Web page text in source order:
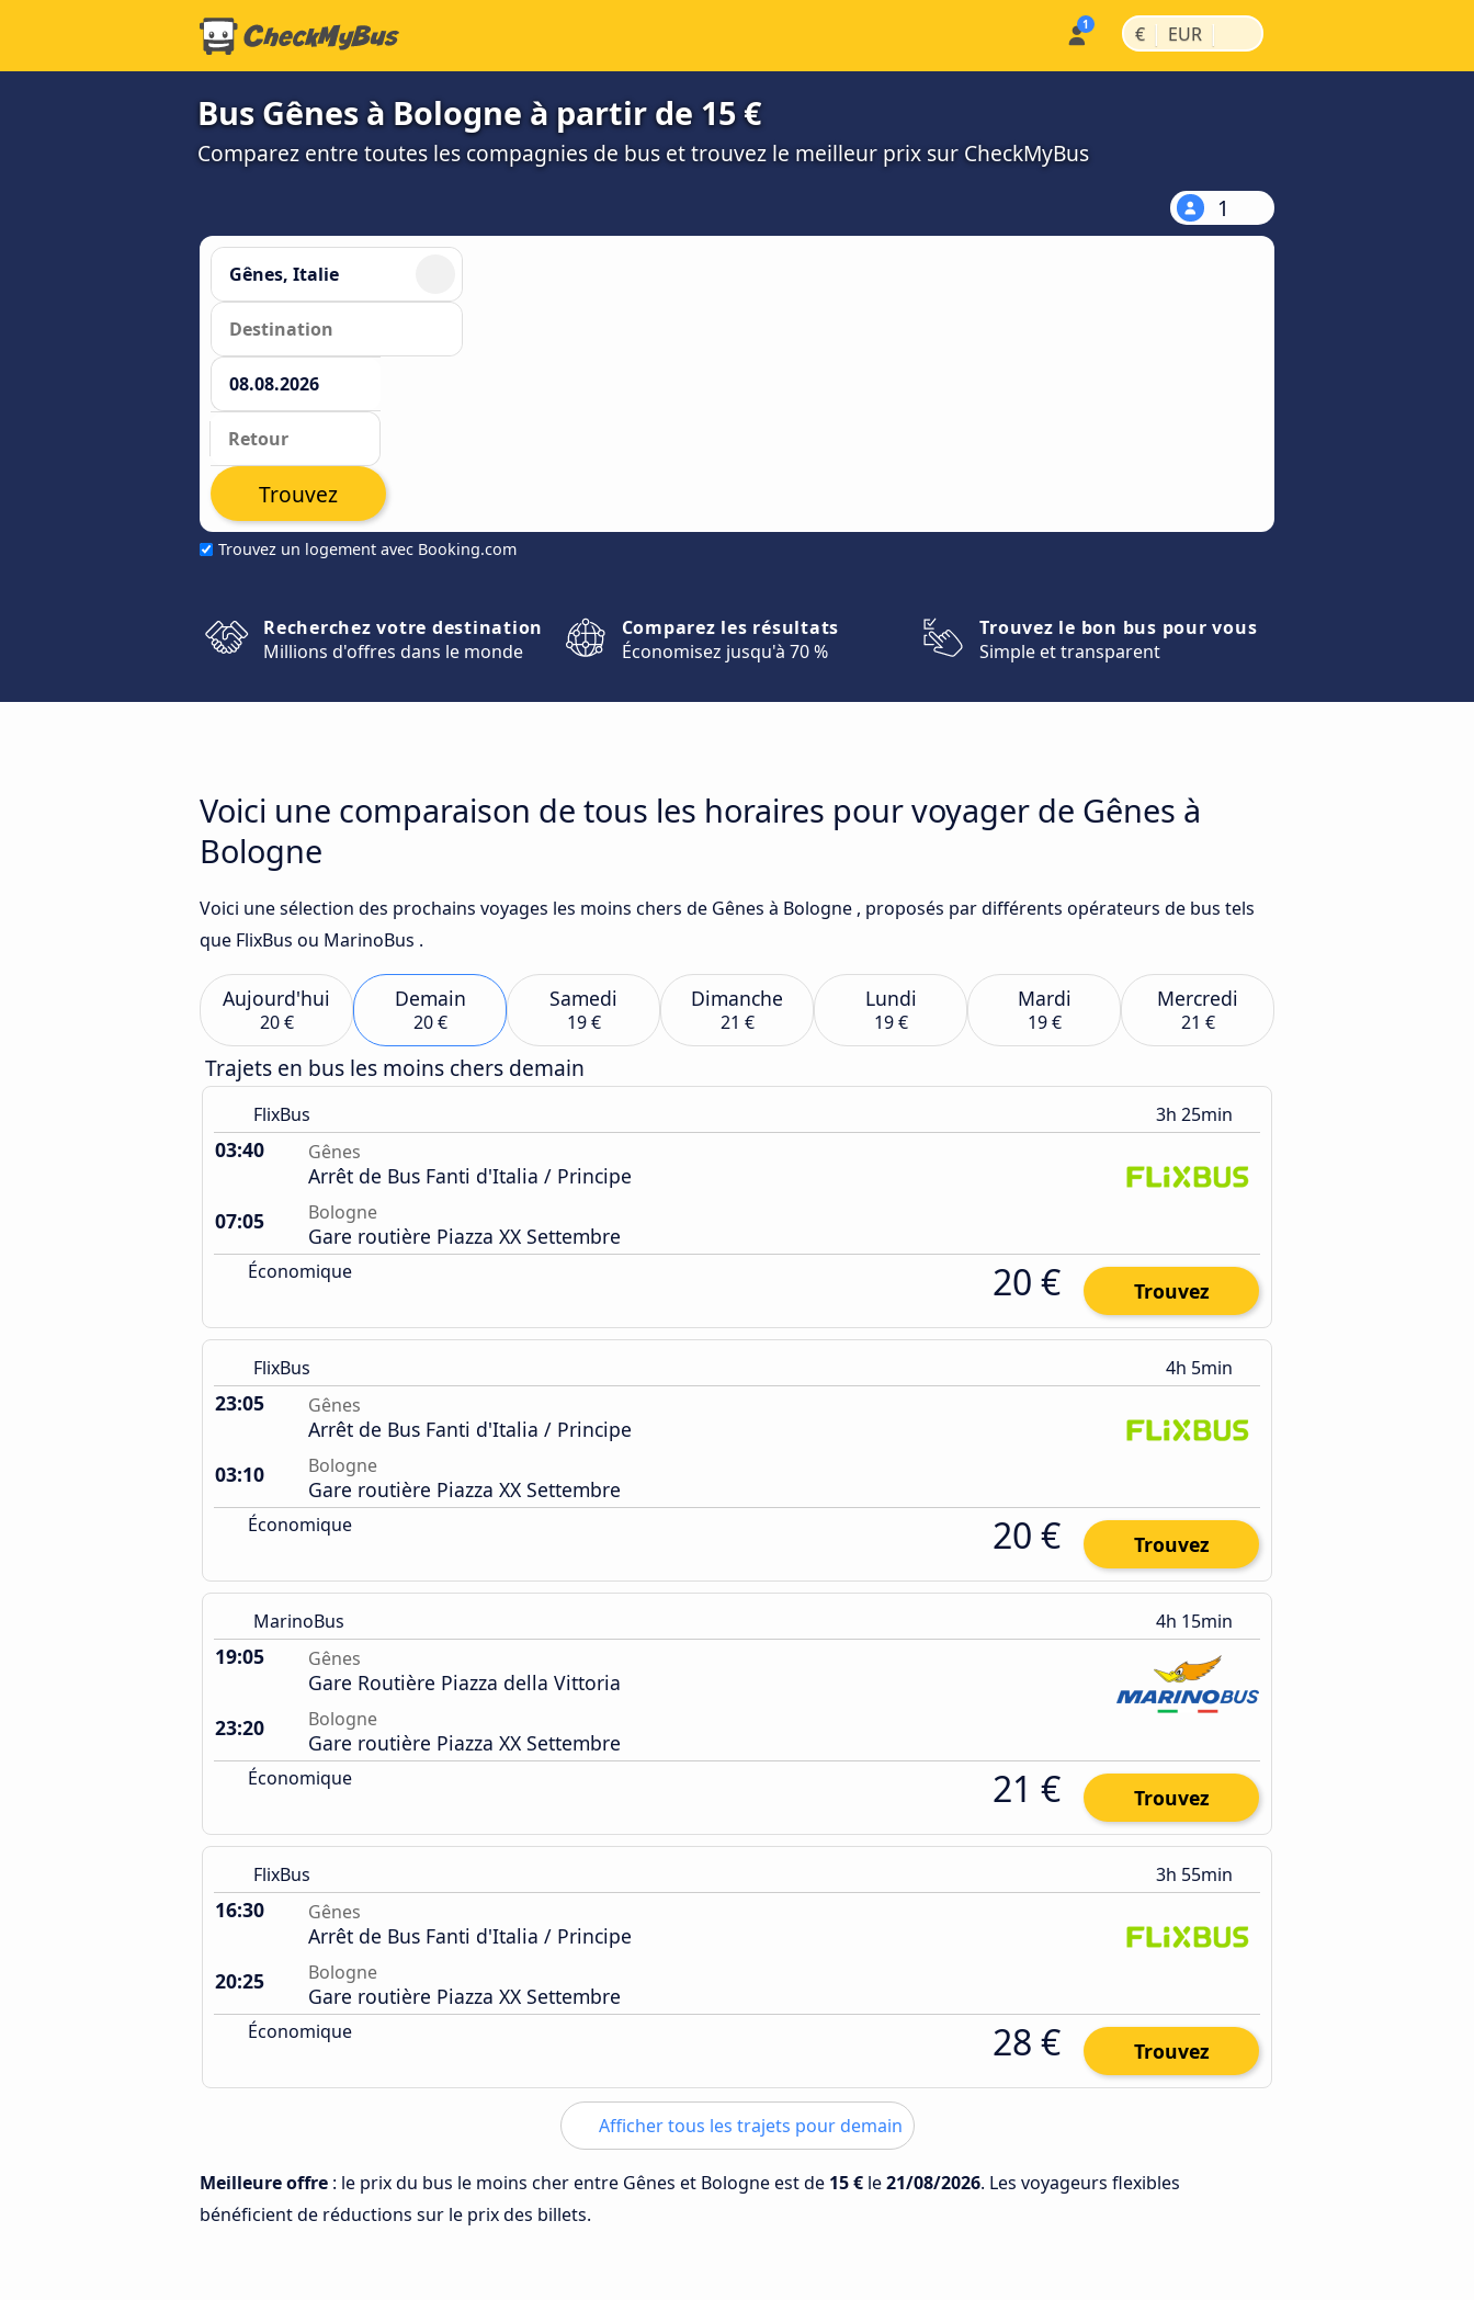
€ | EUR |
Bus Gênes à Bologne à partir de 15 €
Comparez entre toutes les compagnies de bus et trouvez le meilleur prix sur CheckMyBus
1
Trouvez un logement avec Booking.com
Trouvez
Recherchez votre destination
Millions d'offres dans le monde
Comparez les résultats
Économisez jusqu'à 70 %
Trouvez le bon bus pour vous
Simple et transparent
Voici une comparaison de tous les horaires pour voyager de Gênes à
Bologne
Voici une sélection des prochains voyages les moins chers de Gênes à Bologne , proposés par différents opérateurs de bus tels
que FlixBus ou MarinoBus .
Aujourd'hui
20 €
Demain
20 €
Samedi
19 €
Dimanche
21 €
Lundi
19 €
Mardi
19 €
Mercredi
21 €
Trajets en bus les moins chers demain
FlixBus 3h 25min
03:40 Gênes
Arrêt de Bus Fanti d'Italia / Principe
07:05
Bologne
Gare routière Piazza XX Settembre
Économique 20 € Trouvez
FlixBus 4h 5min
23:05 Gênes
Arrêt de Bus Fanti d'Italia / Principe
03:10
Bologne
Gare routière Piazza XX Settembre
Économique 20 € Trouvez
MarinoBus 4h 15min
19:05 Gênes
Gare Routière Piazza della Vittoria
23:20
Bologne
Gare routière Piazza XX Settembre
Économique 21 € Trouvez
FlixBus 3h 55min
16:30 Gênes
Arrêt de Bus Fanti d'Italia / Principe
20:25
Bologne
Gare routière Piazza XX Settembre
Économique 28 € Trouvez
Afficher tous les trajets pour demain
Meilleure offre : le prix du bus le moins cher entre Gênes et Bologne est de 15 € le21/08/2026. Les voyageurs flexibles
bénéficient de réductions sur le prix des billets.